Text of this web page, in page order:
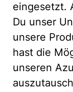
eingesetzt.
Du unser
unsere
hast die
unseren